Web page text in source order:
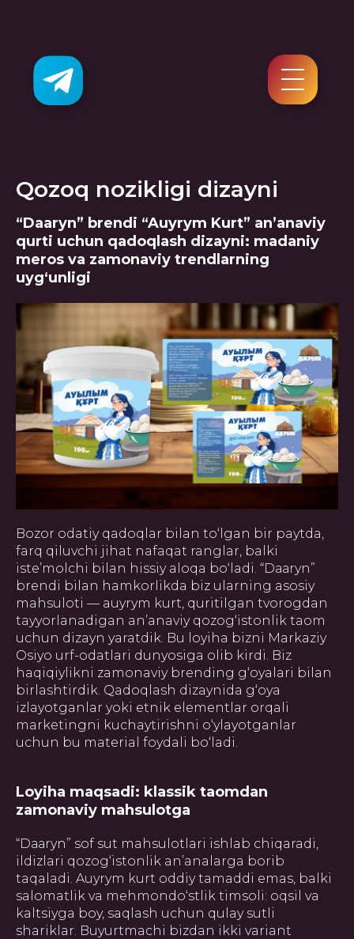
Qozoq nozikligi dizayni
“Dааryn” brendi “Auyrym Kurt” an’anaviy
qurti uchun qadoqlash dizayni: madaniy
meros va zamonaviy trendlarning
uyg‘unligi
Bozor odatiy qadoqlar bilan to‘lgan bir paytda,
farq qiluvchi jihat nafaqat ranglar, balki
iste’molchi bilan hissiy aloqa bo‘ladi. “Dааryn”
brendi bilan hamkorlikda biz ularning asosiy
mahsuloti — auyrym kurt, quritilgan tvorogdan
tayyorlanadigan an’anaviy qozog‘istonlik taom
uchun dizayn yaratdik. Bu loyiha bizni Markaziy
Osiyo urf-odatlari dunyosiga olib kirdi. Biz
haqiqiylikni zamonaviy brending g‘oyalari bilan
birlashtirdik. Qadoqlash dizaynida g‘oya
izlayotganlar yoki etnik elementlar orqali
marketingni kuchaytirishni o‘ylayotganlar
uchun bu material foydali bo‘ladi.
Loyiha maqsadi: klassik taomdan
zamonaviy mahsulotga
“Dааryn” sof sut mahsulotlari ishlab chiqaradi,
ildizlari qozog‘istonlik an’analarga borib
taqaladi. Auyrym kurt oddiy tamaddi emas, balki
salomatlik va mehmondo‘stlik timsoli: oqsil va
kaltsiyga boy, saqlash uchun qulay sutli
shariklar. Buyurtmachi bizdan ikki variant